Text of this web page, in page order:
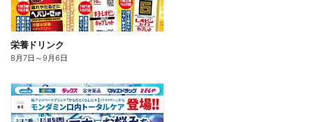
栄養ドリンク
8月7日 ～9月6日